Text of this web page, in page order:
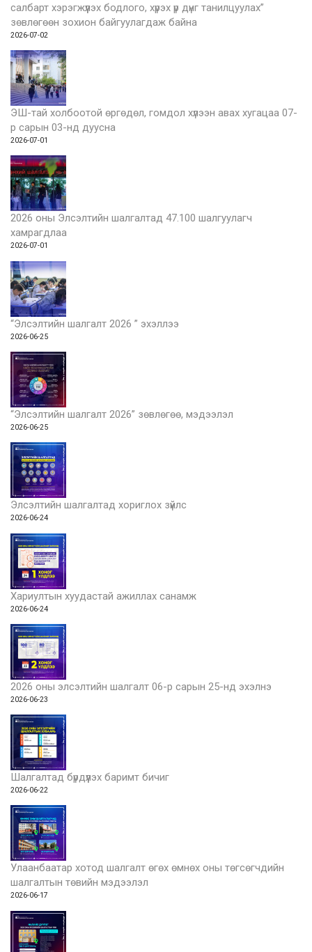
салбарт хэрэгжүүлэх бодлого, хүрэх үр дүнг танилцуулах”
зөвлөгөөн зохион байгуулагдаж байна
2026-07-02
ЭШ-тай холбоотой өргөдөл, гомдол хүлээн авах хугацаа 07-
р сарын 03-нд дуусна
2026-07-01
2026 оны Элсэлтийн шалгалтад 47.100 шалгуулагч
хамрагдлаа
2026-07-01
“Элсэлтийн шалгалт 2026 ” эхэллээ
2026-06-25
“Элсэлтийн шалгалт 2026” зөвлөгөө, мэдээлэл
2026-06-25
Элсэлтийн шалгалтад хориглох зүйлс
2026-06-24
Хариултын хуудастай ажиллах санамж
2026-06-24
2026 оны элсэлтийн шалгалт 06-р сарын 25-нд эхэлнэ
2026-06-23
Шалгалтад бүрдүүлэх баримт бичиг
2026-06-22
Улаанбаатар хотод шалгалт өгөх өмнөх оны төгсөгчдийн
шалгалтын төвийн мэдээлэл
2026-06-17